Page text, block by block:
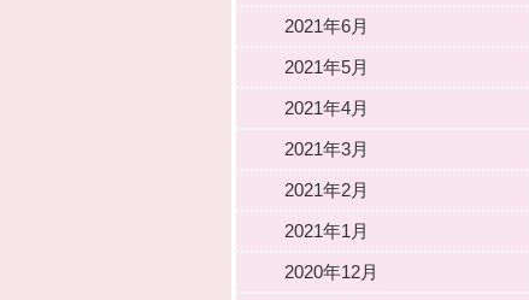
2021年6月
2021年5月
2021年4月
2021年3月
2021年2月
2021年1月
2020年12月